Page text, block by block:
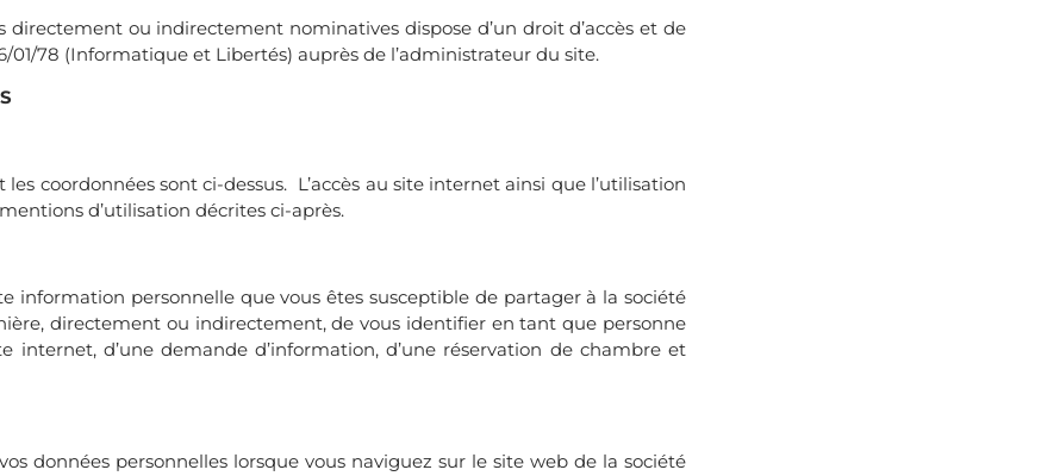
ou indirectement nominatives dispose d’un droit d’accès et de
78 (Informatique et Libertés) auprès de l’administrateur du site.
coordonnées sont ci-dessus. L’accès au site internet ainsi que l’utilisation
d’utilisation décrites ci-après.
information personnelle que vous êtes susceptible de partager à la société
directement ou indirectement, de vous identifier en tant que personne
internet, d’une demande d’information, d’une réservation de chambre et
données personnelles lorsque vous naviguez sur le site web de la société